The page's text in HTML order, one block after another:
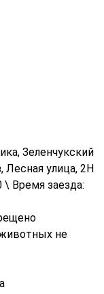
Зеленчукский
Лесная улица, 2Н
\ Время заезда:
не